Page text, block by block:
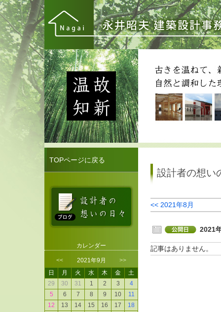
TOPページに戻る
カレンダー
<< 2021年9月
>>
日
月 火 水 木 金
土
29
30 31 1 2 3
4
5
6 7 8 9 10
11
12
13 14 15 16 17
18
設計者の想い
<< 2021年8月
2021
記事はありません。